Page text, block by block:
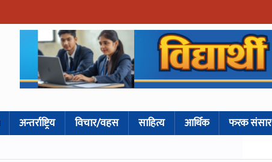
अन्तर्राष्ट्रिय विचार/वहस साहित्य आर्थिक फरक संसार